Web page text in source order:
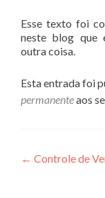
Esse texto foi
neste blog que
outra coisa.
Esta entrada foi
permanenteaos
← Controle de